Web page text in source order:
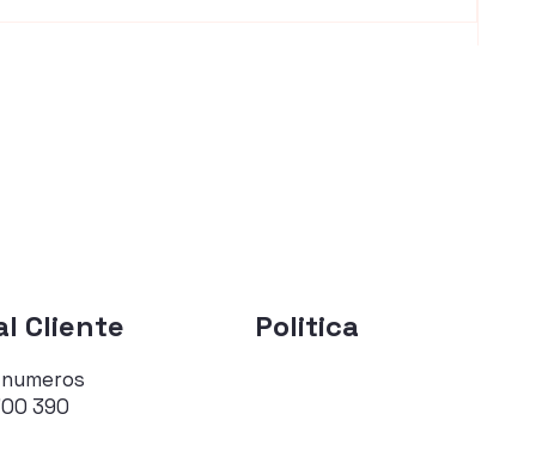
Cliente Politica
390